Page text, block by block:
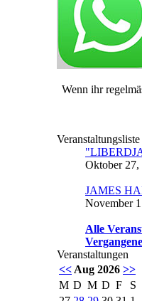
Wenn ihr
Veranstaltungsliste
Oktober
JAMES
November
Alle
Veranstaltungen
<< Aug 2026 >>
M D M D F S